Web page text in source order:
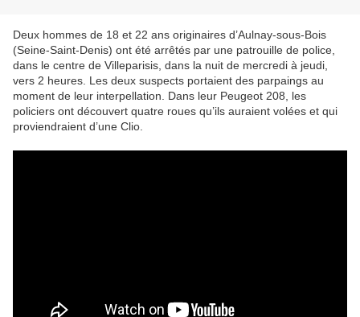
Deux hommes de 18 et 22 ans originaires d’Aulnay-sous-Bois
(Seine-Saint-Denis) ont été arrêtés par une patrouille de police,
dans le centre de Villeparisis, dans la nuit de mercredi à jeudi,
vers 2 heures. Les deux suspects portaient des parpaings au
moment de leur interpellation. Dans leur Peugeot 208, les
policiers ont découvert quatre roues qu’ils auraient volées et qui
proviendraient d’une Clio.